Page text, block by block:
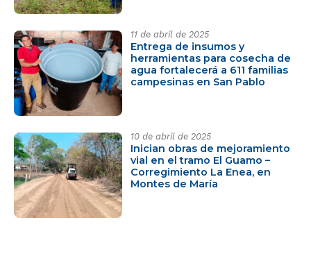
11 de abril de 2025
Entrega de insumos y
herramientas para cosecha de
agua fortalecerá a 611 familias
campesinas en San Pablo
10 de abril de 2025
Inician obras de mejoramiento
vial en el tramo El Guamo –
Corregimiento La Enea, en
Montes de María